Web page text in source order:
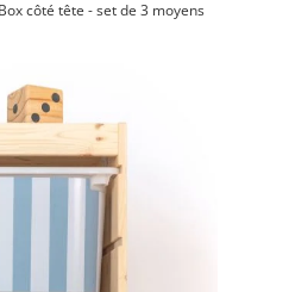
côté tête - set de 3 moyens